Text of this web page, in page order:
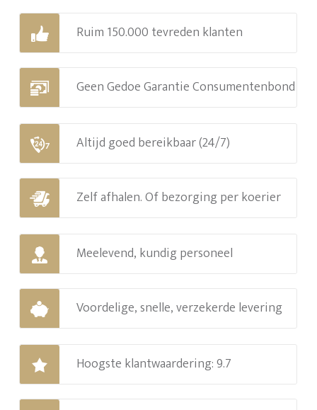
Ruim 150.000 tevreden klanten
Geen Gedoe Garantie Consumentenbond
Altijd goed bereikbaar (24/7)
Zelf afhalen. Of bezorging per koerier
Meelevend, kundig personeel
Voordelige, snelle, verzekerde levering
Hoogste klantwaardering: 9.7